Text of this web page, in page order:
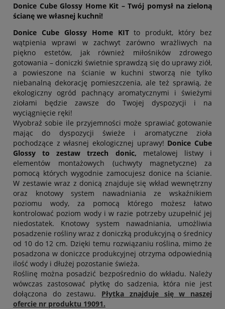
Donice Cube Glossy Home Kit – Twój pomysł na zieloną
ścianę we własnej kuchni!
Donice Cube Glossy Home KITto produkt, który bez
wątpienia wprawi w zachwyt zarówno wrażliwych na
piękno estetów, jak również miłośników zdrowego
gotowania – doniczki świetnie sprawdzą się do uprawy ziół,
a powieszone na ścianie w kuchni stworzą nie tylko
niebanalną dekorację pomieszczenia, ale też sprawią, że
ekologiczny ogród pachnący aromatycznymi i świeżymi
ziołami będzie zawsze do Twojej dyspozycji i na
wyciągnięcie ręki!
Wyobraź sobie ile przyjemności może sprawiać gotowanie
mając do dyspozycji świeże i aromatyczne zioła
pochodzące z własnej ekologicznej uprawy! Donice Cube
Glossy to zestaw trzech donic, metalowej listwy i
elementów montażowych (uchwyty magnetyczne) za
pomocą których wygodnie zamocujesz donice na ścianie.
W zestawie wraz z donicą znajduje się wkład wewnętrzny
oraz knotowy system nawadniania ze wskaźnikiem
poziomu wody, za pomocą którego możesz łatwo
kontrolować poziom wody i w razie potrzeby uzupełnić jej
niedostatek. Knotowy system nawadniania, umożliwia
posadzenie rośliny wraz z doniczką produkcyjną o średnicy
od 10 do 12 cm. Dzięki temu rozwiązaniu roślina, mimo że
posadzona w doniczce produkcyjnej otrzyma odpowiednią
ilość wody i dłużej pozostanie świeża.
Roślinę można posadzić bezpośrednio do wkładu. Należy
wówczas zastosować płytkę do sadzenia, która nie jest
dołączona do zestawu. Płytka znajduje się w naszej
ofercie nr produktu 19091.